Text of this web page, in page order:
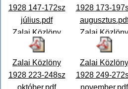
1928 147-172sz
július.pdf
Zalai Közlöny
1928. 147-172.
1928 173-
Zalai Közlöny
1928. 173-197.
...
Zalai Közlöny
1928 223-248sz
október.pdf
Zalai Közlöny
1928 249-
november.pdf